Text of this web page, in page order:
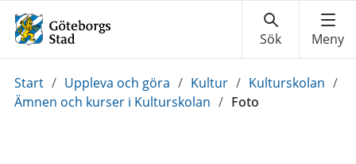
Du
är
Start / Uppleva och göra / Kultur / Kulturskolan /
Ämnen och kurser i Kulturskolan / Foto